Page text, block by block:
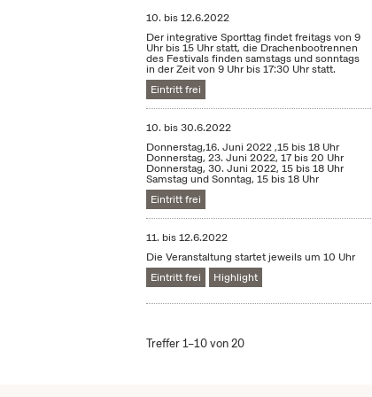
10. bis12.6.2022
Der integrative Sporttag findet freitags von 9
Uhr bis 15 Uhr statt, die Drachenbootrennen
des Festivals finden samstags und sonntags
in der Zeit von 9 Uhr bis 17:30 Uhr statt.
Eintritt frei
10. bis30.6.2022
Donnerstag,16. Juni 2022 ,15 bis 18 Uhr
Donnerstag, 23. Juni 2022, 17 bis 20 Uhr
Donnerstag, 30. Juni 2022, 15 bis 18 Uhr
Samstag und Sonntag, 15 bis 18 Uhr
Eintritt frei
11. bis12.6.2022
Die Veranstaltung startet jeweils um 10 Uhr
Eintritt frei
Highlight
Treffer 1–10 von 20